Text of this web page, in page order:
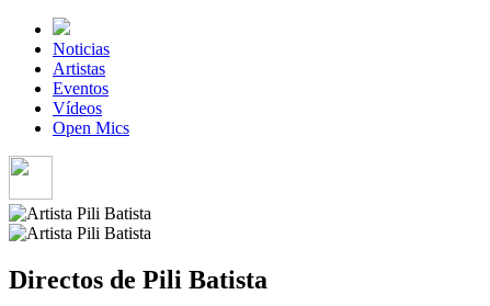
Noticias
Artistas
Eventos
Vídeos
Open Mics
Directos de Pili Batista